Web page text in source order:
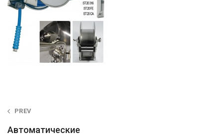
Post
navigation
PREV
Автоматические